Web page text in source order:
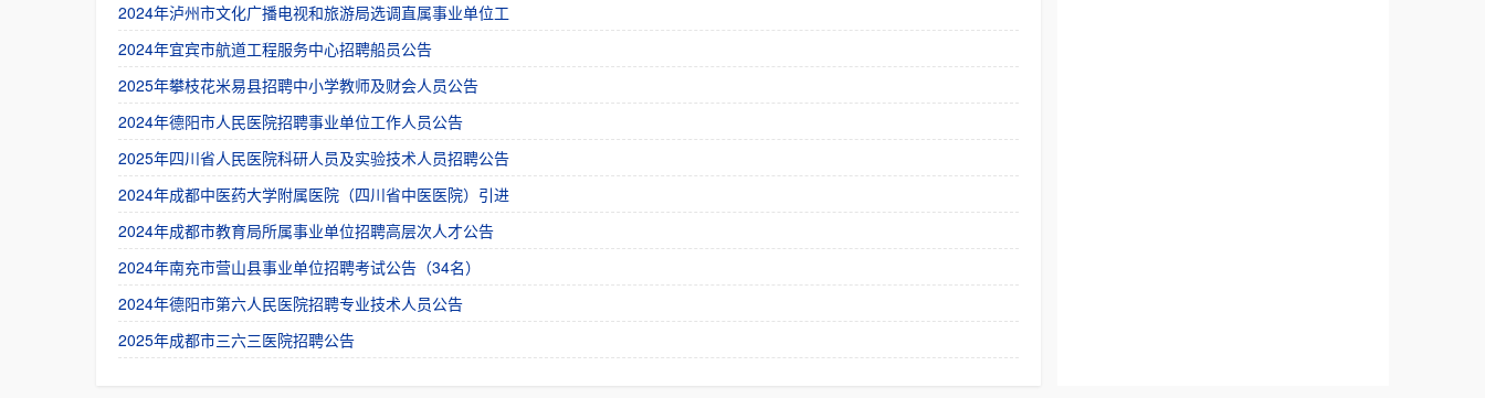
2024年泸州市文化广播电视和旅游局选调直属事业单位工
2024年宜宾市航道工程服务中心招聘船员公告
2025年攀枝花米易县招聘中小学教师及财会人员公告
2024年德阳市人民医院招聘事业单位工作人员公告
2025年四川省人民医院科研人员及实验技术人员招聘公告
2024年成都中医药大学附属医院（四川省中医医院）引进
2024年成都市教育局所属事业单位招聘高层次人才公告
2024年南充市营山县事业单位招聘考试公告（34名）
2024年德阳市第六人民医院招聘专业技术人员公告
2025年成都市三六三医院招聘公告